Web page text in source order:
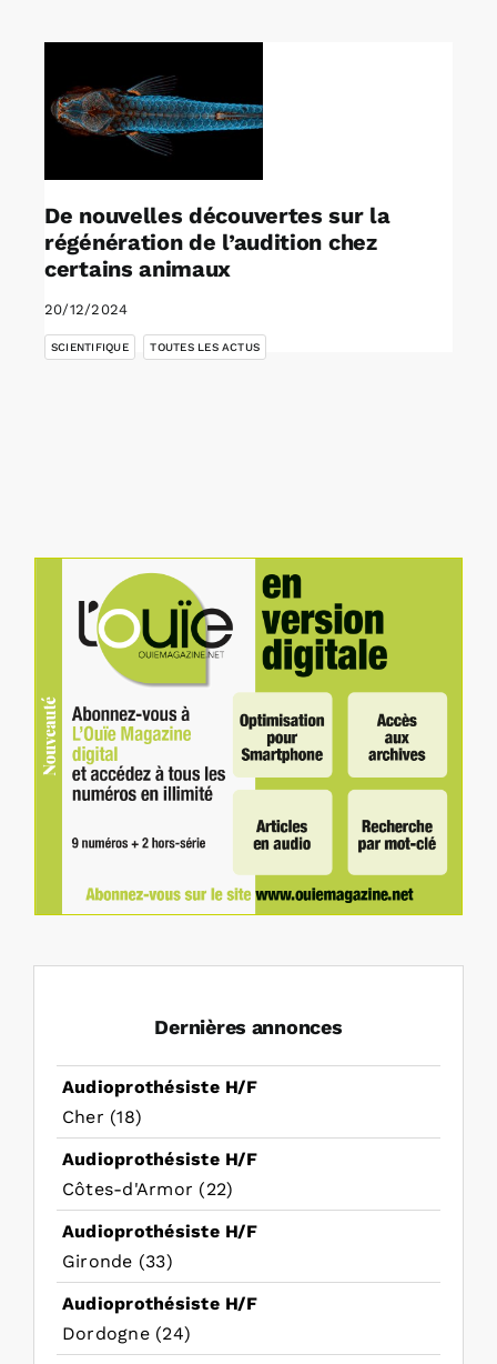
Annonces emploi
De nouvelles découvertes sur la
régénération de l’audition chez
certains animaux
20/12/2024
SCIENTIFIQUE TOUTES LES ACTUS
Dernières annonces
Audioprothésiste H/F
Cher (18)
Audioprothésiste H/F
Côtes-d'Armor (22)
Audioprothésiste H/F
Gironde (33)
Audioprothésiste H/F
Dordogne (24)